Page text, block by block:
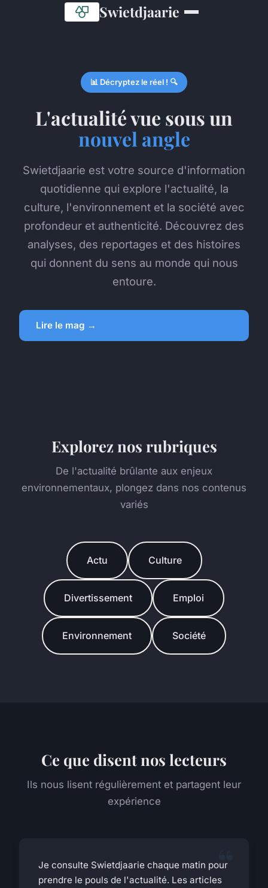
Swietdjaarie
📊 Décryptez le réel ! 🔍
L'actualité vue sous un
nouvel angle
Swietdjaarie est votre source d'information
quotidienne qui explore l'actualité, la
culture, l'environnement et la société avec
profondeur et authenticité. Découvrez des
analyses, des reportages et des histoires
qui donnent du sens au monde qui nous
entoure.
Lire le mag →
Explorez nos rubriques
De l'actualité brûlante aux enjeux
environnementaux, plongez dans nos contenus
variés
Actu Culture
Divertissement Emploi
Environnement Société
Ce que disent nos lecteurs
Ils nous lisent régulièrement et partagent leur
expérience
Je consulte Swietdjaarie chaque matin pour
prendre le pouls de l'actualité. Les articles